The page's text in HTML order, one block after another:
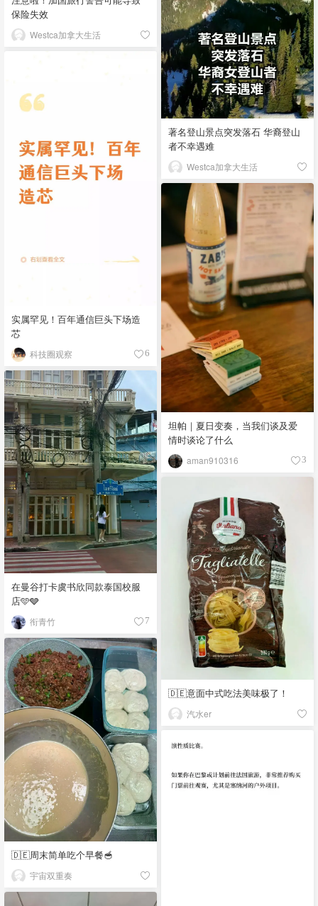
保险失效
Westca加拿大生活
著名登山景点突发落石 华裔登山
者不幸遇难
Westca加拿大生活
实属罕见！百年通信巨头下场造
芯
科技圈观察 6
坦帕｜夏日变奏，当我们谈及爱
情时谈论了什么
aman910316 3
在曼谷打卡虞书欣同款泰国校服
店🩵🩶
衔青竹 7
🇩🇪意面中式吃法美味极了！
汽水er
🇩🇪周末简单吃个早餐🥣
宇宙双重奏